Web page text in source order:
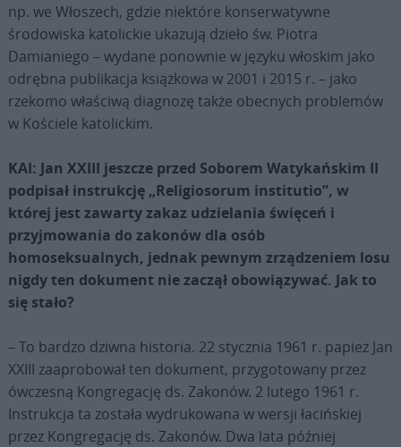
np. we Włoszech, gdzie niektóre konserwatywne
środowiska katolickie ukazują dzieło św. Piotra
Damianiego – wydane ponownie w języku włoskim jako
odrębna publikacja książkowa w 2001 i 2015 r. – jako
rzekomo właściwą diagnozę także obecnych problemów
w Kościele katolickim.
KAI: Jan XXIII jeszcze przed Soborem Watykańskim II
podpisał instrukcję „Religiosorum institutio”, w
której jest zawarty zakaz udzielania święceń i
przyjmowania do zakonów dla osób
homoseksualnych, jednak pewnym zrządzeniem losu
nigdy ten dokument nie zaczął obowiązywać. Jak to
się stało?
– To bardzo dziwna historia. 22 stycznia 1961 r. papież Jan
XXIII zaaprobował ten dokument, przygotowany przez
ówczesną Kongregację ds. Zakonów. 2 lutego 1961 r.
Instrukcja ta została wydrukowana w wersji łacińskiej
przez Kongregację ds. Zakonów. Dwa lata później